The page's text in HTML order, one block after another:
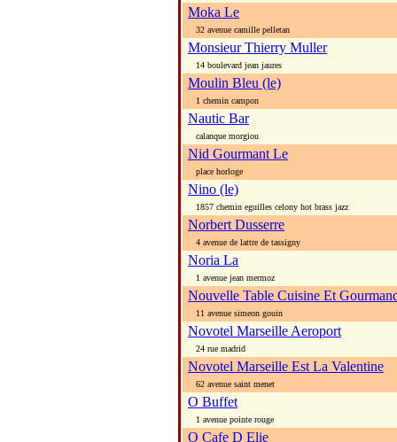
Moka Le
32 avenue camille pelletan
Monsieur Thierry Muller
14 boulevard jean jaures
Moulin Bleu (le)
1 chemin campon
Nautic Bar
calanque morgiou
Nid Gourmant Le
place horloge
Nino (le)
1857 chemin eguilles celony hot brass jazz
Norbert Dusserre
4 avenue de lattre de tassigny
Noria La
1 avenue jean mermoz
Nouvelle Table Cuisine Et
11 avenue simeon gouin
Novotel Marseille Aeroport
24 rue madrid
Novotel Marseille Est La Valentine
62 avenue saint menet
O Buffet
1 avenue pointe rouge
O Cafe D Elie